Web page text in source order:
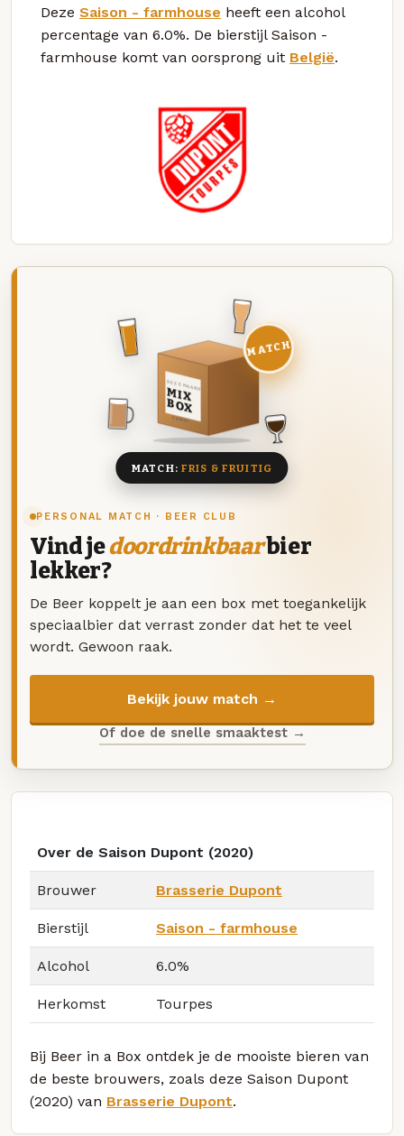
Deze Saison - farmhouse heeft een alcohol
percentage van 6.0%. De bierstijl Saison -
farmhouse komt van oorsprong uit België.
PERSONAL MATCH · BEER CLUB
Vind jedoordrinkbaarbier
lekker?
De Beer koppelt je aan een box met toegankelijk
speciaalbier dat verrast zonder dat het te veel
wordt. Gewoon raak.
Bekijk jouw match →
Of doe de snelle smaaktest →
DEZE MAAND
MIX
BOX
8 BIEREN
MATCH
MATCH: FRIS & FRUITIG
Over de Saison Dupont (2020)
Brouwer Brasserie Dupont
Bierstijl Saison - farmhouse
Alcohol 6.0%
Herkomst Tourpes
Bij Beer in a Box ontdek je de mooiste bieren van
de beste brouwers, zoals deze Saison Dupont
(2020) van Brasserie Dupont.